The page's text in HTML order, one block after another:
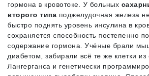
гормона в кровотоке. У больных
второго типа поджелудочная железа
быстро поднять уровень инсулина в
сохраняется способность постепенно
содержание гормона. Учёные брали
диабетом, забирали всё те же клетки из
Лангерганса и генетически